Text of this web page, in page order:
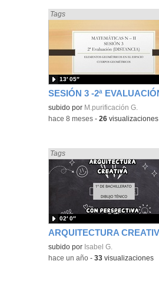
Encontrado «Geometría» en:
Tags
Contenido educativo.
subido por M.purificación G.
13′ 05″
-hace 8 meses -26 visualizaciones
Encontrado «Geometría» en:
Tags
Contenido educativo.
subido por Isabel G.
02′ 0″
-hace un año -33 visualizaciones